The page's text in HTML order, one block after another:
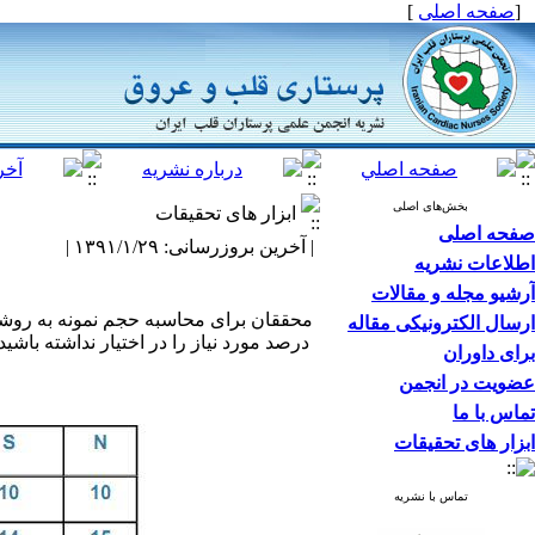
[صفحه اصلی ]
بخش‌های اصلی
صفحه اصلی
اطلاعات نشریه
آرشیو مجله و مقالات
ارسال الکترونیکی مقاله
برای داوران
عضویت در انجمن
تماس با ما
ابزار های تحقیقات
تماس با نشریه
ابزار های تحقیقات
| آخرین بروزرسانی: ۱۳۹۱/۱/۲۹ |
محققان برای محاسبه حجم نمونه به
درصد مورد نیاز را در اختیار نداشته